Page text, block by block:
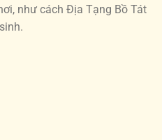
như cách Địa Tạng Bồ Tát